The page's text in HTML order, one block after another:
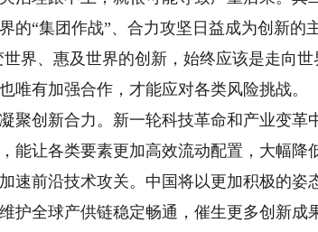
的“集团作战”、合力攻坚日益成为创新的
界、惠及世界的创新，始终应该是走向
唯有加强合作，才能应对各类风险挑战。
创新合力。新一轮科技革命和产业变革
能让各类要素更加高效流动配置，大幅降
速前沿技术攻关。中国将以更加积极的姿
护全球产供链稳定畅通，催生更多创新成